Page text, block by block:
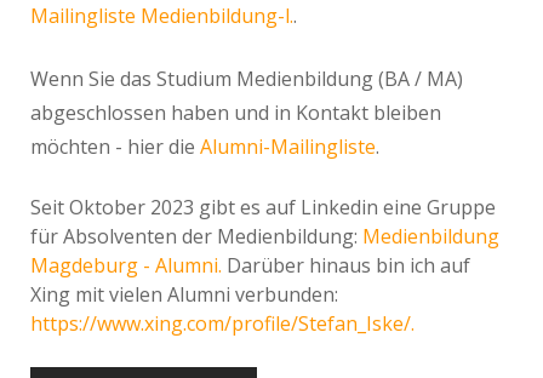
Mailingliste Medienbildung-l..
Wenn Sie das Studium Medienbildung (BA / MA)
abgeschlossen haben und in Kontakt bleiben
möchten - hier die Alumni-Mailingliste.
Seit Oktober 2023 gibt es auf Linkedin eine Gruppe
für Absolventen der Medienbildung: Medienbildung
Magdeburg - Alumni. Darüber hinaus bin ich auf
Xing mit vielen Alumni verbunden:
https://www.xing.com/profile/Stefan_Iske/.